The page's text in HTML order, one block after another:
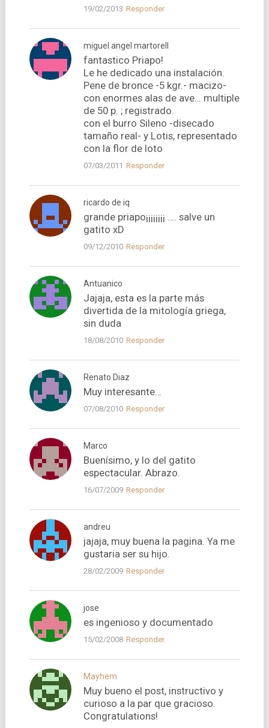
19/02/2013 Responder
miguel angel martorell
fantastico Priapo!
Le he dedicado una instalación.
Pene de bronce -5 kgr.- macizo-
con enormes alas de ave… multiple
de 50 p. ; registrado.
con el burro Sileno -disecado
tamaño real- y Lotis, representado
con la flor de loto
07/03/2011 Responder
ricardo de iq
grande priapo¡¡¡¡¡¡¡¡ …. salve un
gatito xD
09/12/2010 Responder
Antuanico
Jajaja, esta es la parte más
divertida de la mitologí­a griega,
sin duda
18/08/2010 Responder
Renato Diaz
Muy interesante…
07/08/2010 Responder
Marco
Buení­simo, y lo del gatito
espectacular. Abrazo.
16/07/2009 Responder
andreu
jajaja, muy buena la pagina. Ya me
gustaria ser su hijo.
28/02/2009 Responder
jose
es ingenioso y documentado
15/02/2008 Responder
Mayhem
Muy bueno el post, instructivo y
curioso a la par que gracioso.
Congratulations!